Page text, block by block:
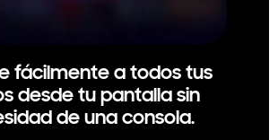
fácilmente a todos tus
desde tu pantalla sin
de una consola.